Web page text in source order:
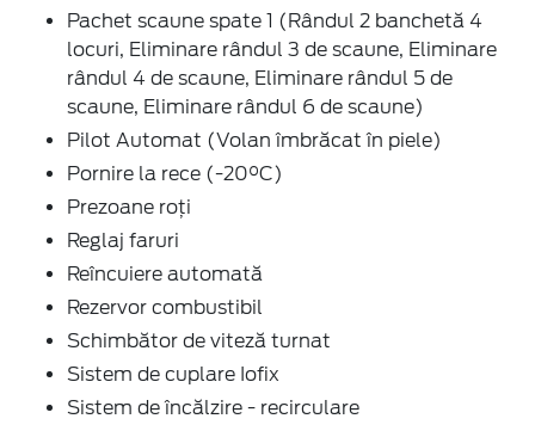
Pachet scaune spate 1 (Rândul 2 banchetă 4
locuri, Eliminare rândul 3 de scaune, Eliminare
rândul 4 de scaune, Eliminare rândul 5 de
scaune, Eliminare rândul 6 de scaune)
Pilot Automat (Volan îmbrăcat în piele)
Pornire la rece (-20°C)
Prezoane roți
Reglaj faruri
Reîncuiere automată
Rezervor combustibil
Schimbător de viteză turnat
Sistem de cuplare Iofix
Sistem de încălzire - recirculare